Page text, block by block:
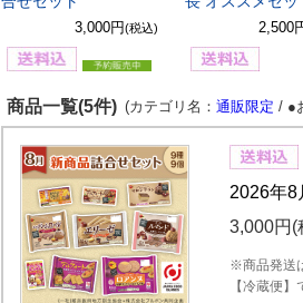
3,000円(税込) 2,500
商品一覧(5件) (カテゴリ名： 通販限定 / ●
2026年
3,000円 (
※商品発送
【冷蔵便】